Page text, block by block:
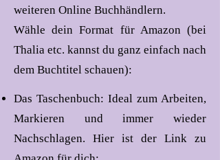
weiteren Online Buchhändlern.
Wähle dein Format für Amazon (bei
Thalia etc. kannst du ganz einfach nach
dem Buchtitel schauen):​
​​​​​​​​​​​​Das Taschenbuch: Ideal zum Arbeiten,
Markieren und immer wieder
Nachschlagen. Hier ist der Link zu